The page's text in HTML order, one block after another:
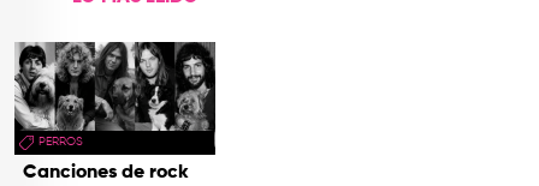
PERROS
Canciones de rock